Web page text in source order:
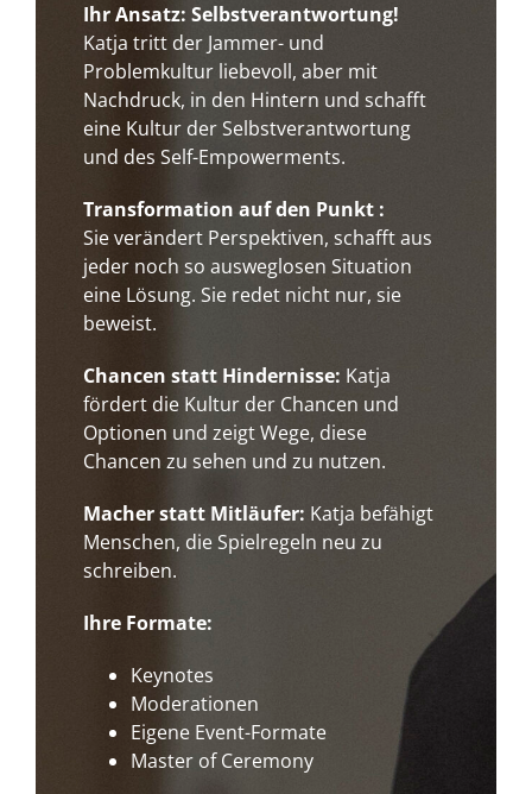
Ihr Ansatz: Selbstverantwortung!
Katja tritt der Jammer- und
Problemkultur liebevoll, aber mit
Nachdruck, in den Hintern und schafft
eine Kultur der Selbstverantwortung
und des Self-Empowerments.
Transformation auf den Punkt :
Sie verändert Perspektiven, schafft aus
jeder noch so ausweglosen Situation
eine Lösung. Sie redet nicht nur, sie
beweist.
Chancen statt Hindernisse: Katja
fördert die Kultur der Chancen und
Optionen und zeigt Wege, diese
Chancen zu sehen und zu nutzen.
Macher statt Mitläufer: Katja befähigt
Menschen, die Spielregeln neu zu
schreiben.
Ihre Formate:
Keynotes
Moderationen
Eigene Event-Formate
Master of Ceremony